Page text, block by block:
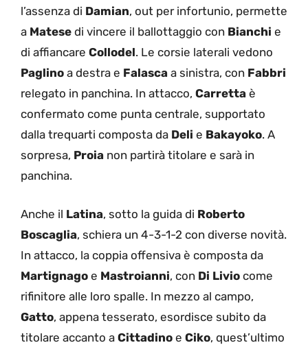
l’assenza di Damian, out per infortunio, permette
a Matese di vincere il ballottaggio con Bianchi e
di affiancare Collodel. Le corsie laterali vedono
Paglino a destra e Falasca a sinistra, con Fabbri
relegato in panchina. In attacco, Carretta è
confermato come punta centrale, supportato
dalla trequarti composta da Deli e Bakayoko. A
sorpresa, Proia non partirà titolare e sarà in
panchina.
Anche il Latina, sotto la guida di Roberto
Boscaglia, schiera un 4-3-1-2 con diverse novità.
In attacco, la coppia offensiva è composta da
Martignago e Mastroianni, con Di Livio come
rifinitore alle loro spalle. In mezzo al campo,
Gatto, appena tesserato, esordisce subito da
titolare accanto a Cittadino e Ciko, quest’ultimo